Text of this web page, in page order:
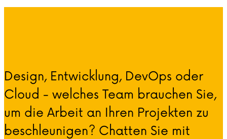
Design, Entwicklung, DevOps oder
Cloud - welches Team brauchen Sie,
um die Arbeit an Ihren Projekten zu
beschleunigen? Chatten Sie mit